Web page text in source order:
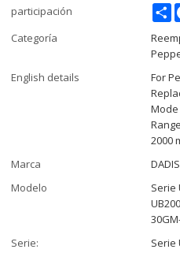
participación
Categoría
English details
For
2000
Marca
Modelo
Serie
Serie:
Serie